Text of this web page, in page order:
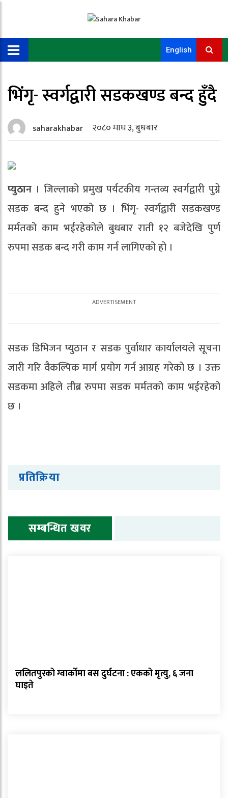
English
भिंगृ- स्वर्गद्वारी सडकखण्ड बन्द हुँदै
saharakhabar २०८० माघ ३, बुधबार
प्युठान । जिल्लाको प्रमुख पर्यटकीय गन्तव्य स्वर्गद्वारी पुग्ने
सडक बन्द हुने भएको छ । भिंगृ- स्वर्गद्वारी सडकखण्ड
मर्मतको काम भईरहेकोले बुधबार राती १२ बजेदेखि पुर्ण
रुपमा सडक बन्द गरी काम गर्न लागिएको हो ।
सडक डिभिजन प्युठान र सडक पुर्वाधार कार्यालयले सूचना
जारी गरि वैकल्पिक मार्ग प्रयोग गर्न आग्रह गरेको छ । उक्त
सडकमा अहिले तीब्र रुपमा सडक मर्मतको काम भईरहेको
छ ।
प्रतिक्रिया
सम्बन्धित खवर
ललितपुरको ग्वार्कोमा बस दुर्घटना : एकको मृत्यु, ६ जना
घाइते